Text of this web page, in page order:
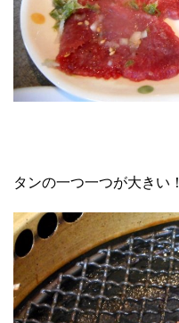
タンの一つ一つが大きい！